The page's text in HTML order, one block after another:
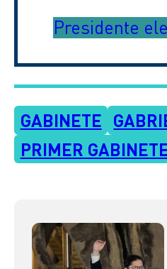
Presidente
GABINETE
PRIMER